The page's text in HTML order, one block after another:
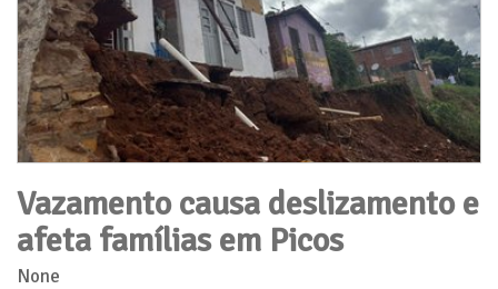
Vazamento causa deslizamento e
afeta famílias em Picos
None